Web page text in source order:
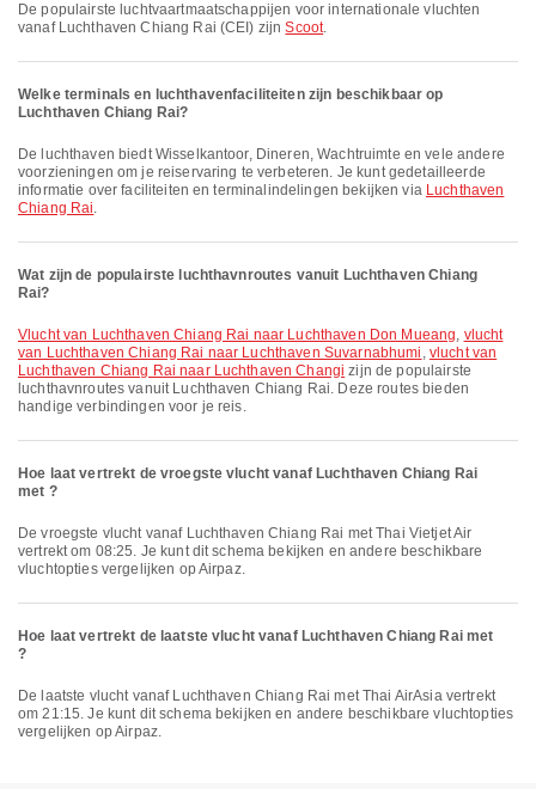
De populairste luchtvaartmaatschappijen voor internationale vluchten
vanaf Luchthaven Chiang Rai (CEI) zijnScoot.
Welke terminals en luchthavenfaciliteiten zijn beschikbaar op
Luchthaven Chiang Rai?
De luchthaven biedt Wisselkantoor, Dineren, Wachtruimte en vele andere
voorzieningen om je reiservaring te verbeteren. Je kunt gedetailleerde
informatie over faciliteiten en terminalindelingen bekijken via Luchthaven
Chiang Rai.
Wat zijn de populairste luchthavnroutes vanuit Luchthaven Chiang
Rai?
vlucht van Luchthaven Chiang Rai naar Luchthaven Don Mueang, vlucht
van Luchthaven Chiang Rai naar Luchthaven Suvarnabhumi , vlucht van
Luchthaven Chiang Rai naar Luchthaven Changi zijn de populairste
luchthavnroutes vanuit Luchthaven Chiang Rai. Deze routes bieden
handige verbindingen voor je reis.
Hoe laat vertrekt de vroegste vlucht vanaf Luchthaven Chiang Rai
met ?
De vroegste vlucht vanaf Luchthaven Chiang Rai met Thai Vietjet Air
vertrekt om 08:25. Je kunt dit schema bekijken en andere beschikbare
vluchtopties vergelijken op Airpaz.
Hoe laat vertrekt de laatste vlucht vanaf Luchthaven Chiang Rai met
?
De laatste vlucht vanaf Luchthaven Chiang Rai met Thai AirAsia vertrekt
om 21:15. Je kunt dit schema bekijken en andere beschikbare vluchtopties
vergelijken op Airpaz.